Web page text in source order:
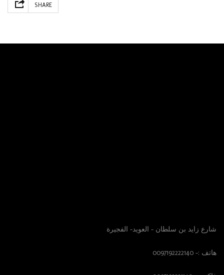
SHARE
شارع زايد بن سلطان – العويد- الفجيرة
هاتف :- 0097192222140